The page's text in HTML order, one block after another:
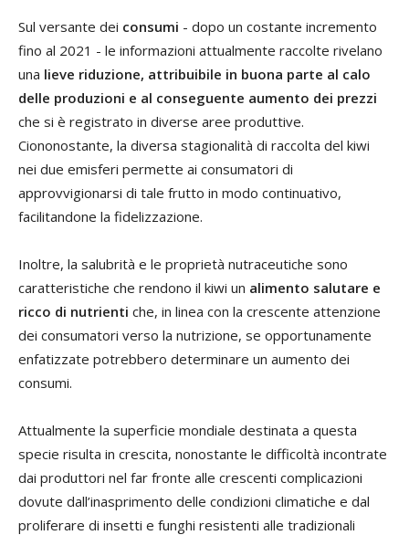
Sul versante dei consumi - dopo un costante incremento
fino al 2021 - le informazioni attualmente raccolte rivelano
una lieve riduzione, attribuibile in buona parte al calo
delle produzioni e al conseguente aumento dei prezzi
che si è registrato in diverse aree produttive.
Ciononostante, la diversa stagionalità di raccolta del kiwi
nei due emisferi permette ai consumatori di
approvvigionarsi di tale frutto in modo continuativo,
facilitandone la fidelizzazione.
Inoltre, la salubrità e le proprietà nutraceutiche sono
caratteristiche che rendono il kiwi un alimento salutare e
ricco di nutrienti che, in linea con la crescente attenzione
dei consumatori verso la nutrizione, se opportunamente
enfatizzate potrebbero determinare un aumento dei
consumi.
Attualmente la superficie mondiale destinata a questa
specie risulta in crescita, nonostante le difficoltà incontrate
dai produttori nel far fronte alle crescenti complicazioni
dovute dall’inasprimento delle condizioni climatiche e dal
proliferare di insetti e funghi resistenti alle tradizionali